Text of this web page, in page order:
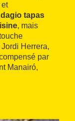
et
tapas
, mais
Herrera,
par
Manairó,